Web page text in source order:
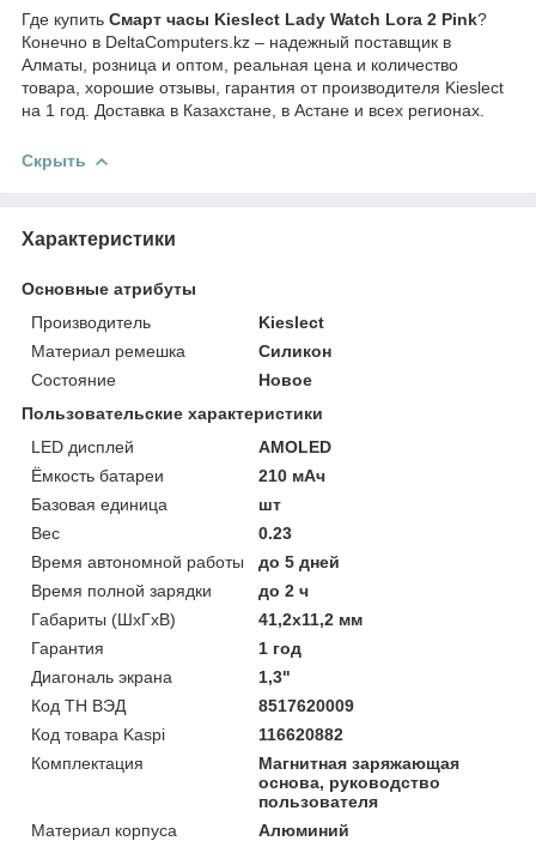
Где купить Смарт часы Kieslect Lady Watch Lora 2 Pink?
Конечно в DeltaComputers.kz – надежный поставщик в
Алматы, розница и оптом, реальная цена и количество
товара, хорошие отзывы, гарантия от производителя Kieslect
на 1 год. Доставка в Казахстане, в Астане и всех регионах.
Скрыть
Характеристики
Основные атрибуты
Производитель
Kieslect
Материал ремешка
Силикон
Состояние
Новое
Пользовательские характеристики
LED дисплей
AMOLED
Ёмкость батареи
210 мАч
Базовая единица
шт
Вес
0.23
Время автономной работы
до 5 дней
Время полной зарядки
до 2 ч
Габариты (ШхГхВ)
41,2x11,2 мм
Гарантия
1 год
Диагональ экрана
1,3"
Код ТН ВЭД
8517620009
Код товара Kaspi
116620882
Комплектация
Магнитная заряжающая
основа, руководство
пользователя
Материал корпуса
Алюминий